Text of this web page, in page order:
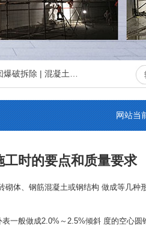
爆破拆除 | 混凝土烟囱拆除
网站当
工时的要点和质量要求
体、钢筋混凝土或钢结构 做成等几种
一般做成2.0%～2.5%倾斜 度的空心圆